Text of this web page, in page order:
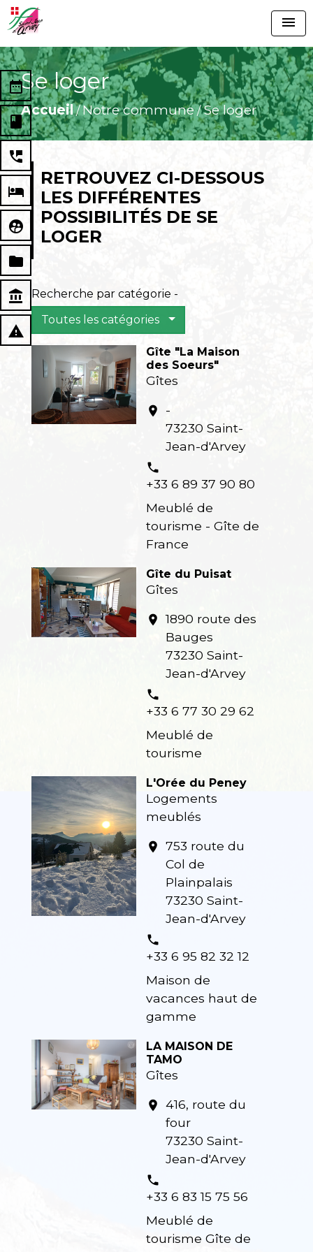
menu
Se loger
Accueil/Notre commune /Se loger
date_range
book
perm_phone_msg
local_hotel
supervised_user_circle
folder
account_balance
report_problem
RETROUVEZ CI-DESSOUS
LES DIFFÉRENTES
POSSIBILITÉS DE SE
LOGER
Recherche par catégorie -
Toutes les catégories
Gîte "La Maison
des Soeurs"
Gîtes
location_on
-
73230 Saint-
Jean-d'Arvey
phone
+33 6 89 37 90 80
Meublé de
tourisme - Gîte de
France
Gîte du Puisat
Gîtes
location_on 1890 route des
Bauges
73230 Saint-
Jean-d'Arvey
phone
+33 6 77 30 29 62
Meublé de
tourisme
L'Orée du Peney
Logements
meublés
location_on 753 route du
Col de
Plainpalais
73230 Saint-
Jean-d'Arvey
phone
+33 6 95 82 32 12
Maison de
vacances haut de
gamme
LA MAISON DE
TAMO
Gîtes
location_on 416, route du
four
73230 Saint-
Jean-d'Arvey
phone
+33 6 83 15 75 56
Meublé de
tourisme Gîte de